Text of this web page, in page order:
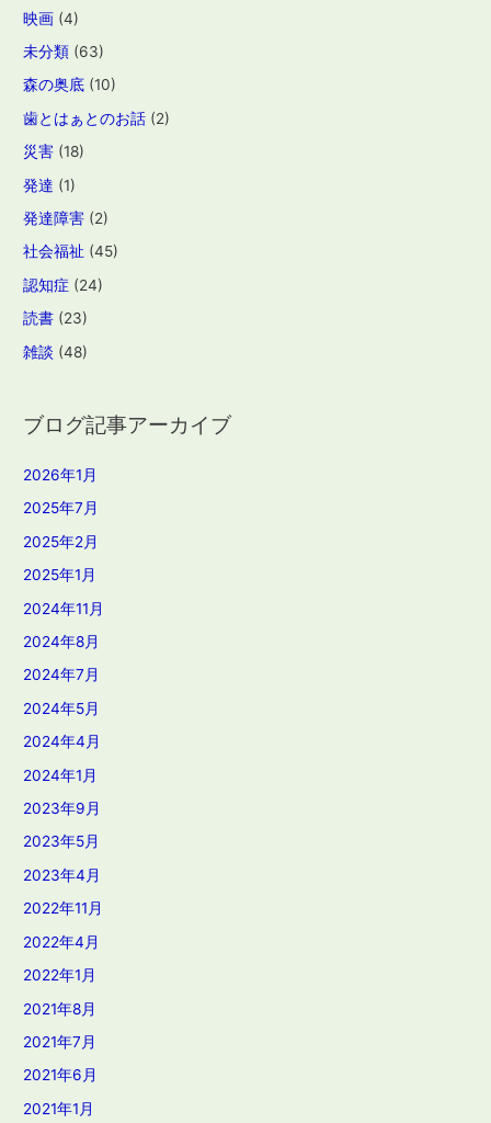
映画 (4)
未分類 (63)
森の奥底 (10)
歯とはぁとのお話 (2)
災害 (18)
発達 (1)
発達障害 (2)
社会福祉 (45)
認知症 (24)
読書 (23)
雑談 (48)
ブログ記事アーカイブ
2026年1月
2025年7月
2025年2月
2025年1月
2024年11月
2024年8月
2024年7月
2024年5月
2024年4月
2024年1月
2023年9月
2023年5月
2023年4月
2022年11月
2022年4月
2022年1月
2021年8月
2021年7月
2021年6月
2021年1月